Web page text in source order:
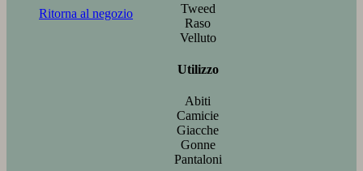
Ritorna al negozio
Tweed
Raso
Velluto
Utilizzo
Abiti
Camicie
Giacche
Gonne
Pantaloni